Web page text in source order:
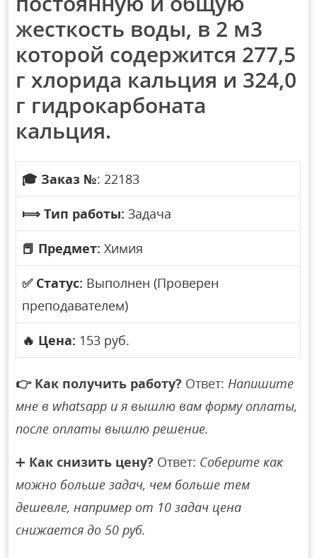
жесткость воды, в 2 м3
которой содержится 277,5
г хлорида кальция и 324,0
г гидрокарбоната
кальция.
🎓 Заказ №: 22183
⟾ Тип работы: Задача
📕 Предмет: Химия
✅ Статус: Выполнен (Проверен
преподавателем)
🔥 Цена: 153 руб.
👉 Как получить работу? Ответ:Напишите
мне в whatsapp и я вышлю вам форму оплаты,
после оплаты вышлю решение.
➕ Как снизить цену? Ответ: Соберите как
можно больше задач, чем больше тем
дешевле, например от 10 задач цена
снижается до 50 руб.